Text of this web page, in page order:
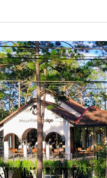
Tour Lào Cai Quy Nhơn